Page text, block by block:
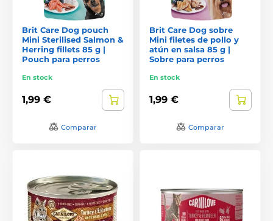
Brit Care Dog pouch
Mini Sterilised Salmon &
Herring fillets 85 g |
Pouch para perros
En stock
1,99 €
Comparar
Brit Care Dog sobre
Mini filetes de pollo y
atún en salsa 85 g |
Sobre para perros
En stock
1,99 €
Comparar